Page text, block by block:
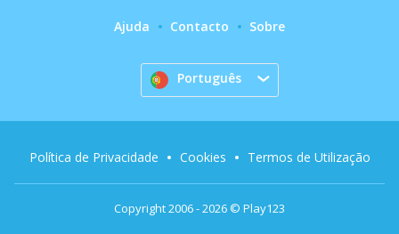
Ajuda Contacto Sobre
Português
Copyright 2006 - 2026 © Play123
Política de Privacidade Cookies Termos de Utilização